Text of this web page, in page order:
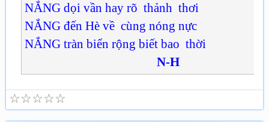
NẮNG dọi vần hay rõ thảnh thơi
NẮNG đến Hè về cùng nóng nực
NẮNG tràn biển rộng biết bao thời
N-H
☆
☆
☆
☆
☆